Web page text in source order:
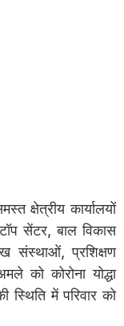
क्षेत्रीय कार्यालयों
सेंटर, बाल विकास
संस्थाओं, प्रशिक्षण
को कोरोना योद्धा
में परिवार को